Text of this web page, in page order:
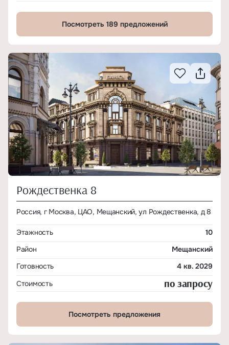
Посмотреть 189 предложений
Рождественка 8
Россия, г Москва, ЦАО, Мещанский, ул Рождественка, д 8
Этажность
10
Район
Мещанский
Готовность
4 кв. 2029
Стоимость
по запросу
Посмотреть предложения